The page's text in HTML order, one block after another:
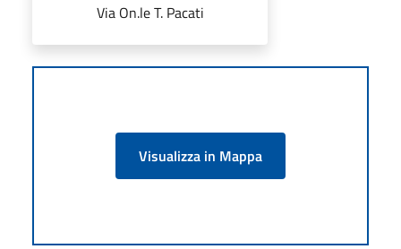
Via On.le T. Pacati
Visualizza in Mappa